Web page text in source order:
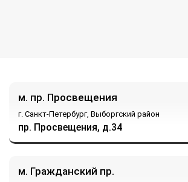
м. пр. Просвещения
г. Санкт-Петербург, Выборгский район
пр. Просвещения, д.34
м. Гражданский пр.